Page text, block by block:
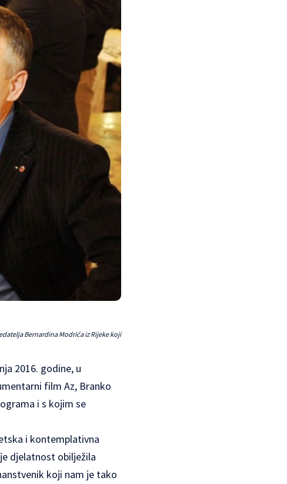
Bernardina Modrića iz Rijeke koji
2016. godine, u
film Az, Branko
i s kojim se
i kontemplativna
djelatnost obilježila
koji nam je tako